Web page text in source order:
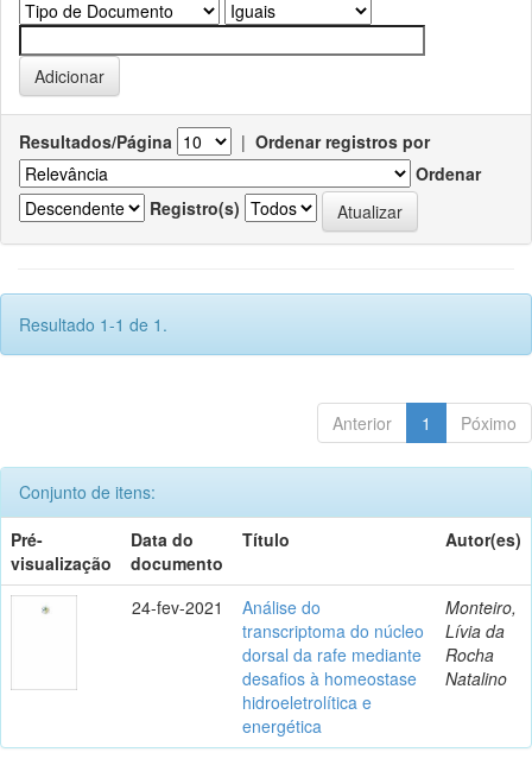
Resultados/Página | Ordenar registros por
Ordenar
Registro(s)
Resultado 1-1 de 1.
Anterior 1 Póximo
Conjunto de itens:
Pré-
visualização
Data do
documento
Título Autor(es)
24-fev-2021
Análise do
transcriptoma do núcleo
dorsal da rafe mediante
desafios à homeostase
hidroeletrolítica e
energética
Monteiro,
Lívia da
Rocha
Natalino